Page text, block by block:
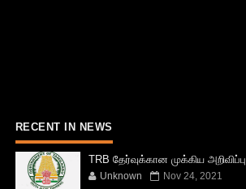
RECENT IN NEWS
TRB தேர்வுக்கான முக்கிய அறிவிப்பு
Unknown Nov 24, 2021